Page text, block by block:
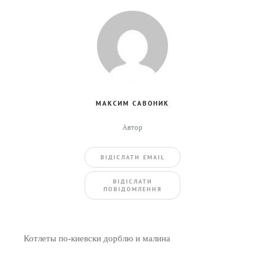
МАКСИМ САВОНИК
Автор
ВIДIСЛАТИ EMAIL
BIДIСЛАТИ
ПОВIДОМЛЕННЯ
Котлеты по-киевски дорблю и малина